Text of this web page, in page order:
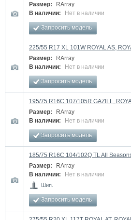
Размер:
RArray
В наличии:
Нет в наличии
Запросить модель
225/55 R17 XL 101W ROYAL AS,
Размер:
RArray
В наличии:
Нет в наличии
Запросить модель
195/75 R16C 107/105R GAZILL,
Размер:
RArray
В наличии:
Нет в наличии
Запросить модель
185/75 R16C 104/102Q TL All
Размер:
RArray
В наличии:
Нет в наличии
Шип.
Запросить модель